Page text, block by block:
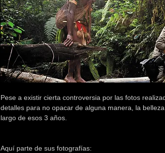
Pese a existir cierta controversia por las fotos
detalles para no opacar de alguna manera, la
largo de esos 3 años.
Aquí parte de sus fotografías: